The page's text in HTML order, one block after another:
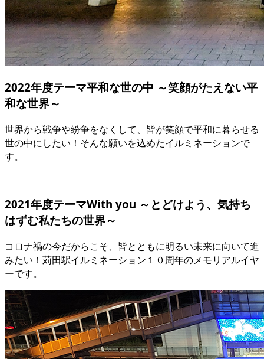
2022年度テーマ平和な世の中 ～笑顔がたえない平
和な世界～
世界から戦争や紛争をなくして、皆が笑顔で平和に暮らせる
世の中にしたい！そんな願いを込めたイルミネーションで
す。
2021年度テーマWith you ～とどけよう、気持ち
はずむ私たちの世界～
コロナ禍の今だからこそ、皆とともに明るい未来に向いて進
みたい！苅田駅イルミネーション１０周年のメモリアルイヤ
ーです。